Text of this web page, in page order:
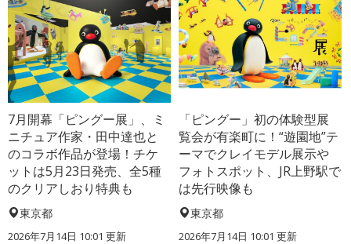
7月開幕「ピングー展」、ミ
ニチュア作家・田中達也と
のコラボ作品が登場！チケ
ットは5月23日発売、全5種
のクリアしおり特典も
東京都
2026年7月14日 10:01 更新
「ピングー」初の体験型展
覧会が有楽町に！“遊園地”テ
ーマでクレイモデル展示や
フォトスポット、JR上野駅で
は先行映像も
東京都
2026年7月14日 10:01 更新